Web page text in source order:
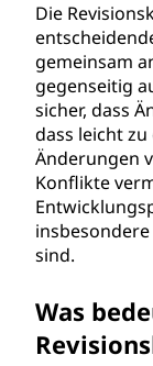
Die
gemeinsam
gegenseitig
sicher, dass
dass leicht
Änderungen
Konflikte
sind.
Was